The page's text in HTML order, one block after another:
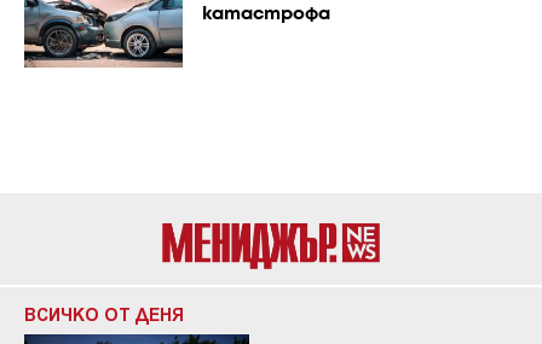
катастрофа
ВСИЧКО ОТ ДЕНЯ